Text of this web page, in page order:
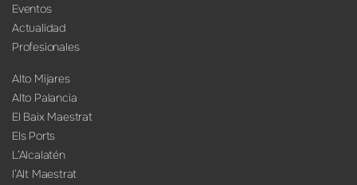
Eventos
Actualidad
Profesionales
Alto Mijares
Alto Palancia
El Baix Maestrat
Els Ports
L’Alcalatén
l’Alt Maestrat